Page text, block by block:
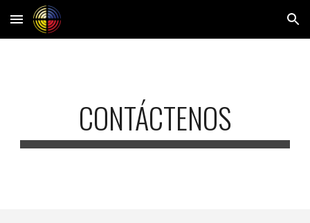
Skip to main content Skip to navigation
CONTÁCTENOS